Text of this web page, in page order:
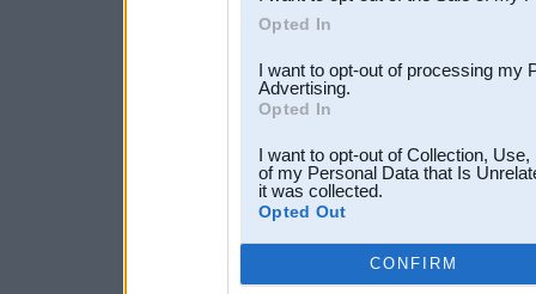
Opted In
I want to opt-out of processing my
Advertising.
Opted In
I want to opt-out of Collection,
of my Personal Data that Is
it was collected.
Opted Out
CONFIRM